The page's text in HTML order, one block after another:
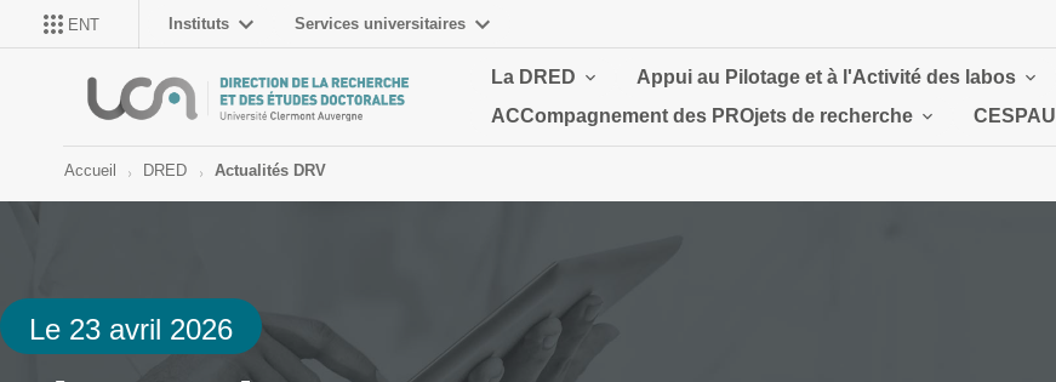
ENT Instituts Services universitaires
La DRED Appui au Pilotage et à l'Activité des labos
ACCompagnement des PROjets de recherche
CESPAU
Accueil DRED Actualités DRV
Le 23 avril 2026